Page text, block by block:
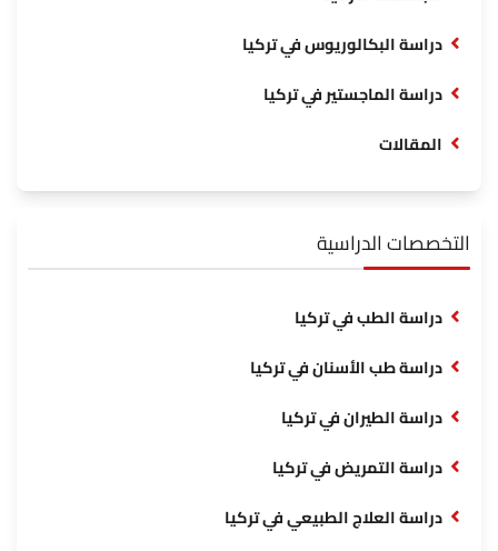
دراسة البكالوريوس في تركيا
دراسة الماجستير في تركيا
المقالات
التخصصات الدراسية
دراسة الطب في تركيا
دراسة طب الأسنان في تركيا
دراسة الطيران في تركيا
دراسة التمريض في تركيا
دراسة العلاج الطبيعي في تركيا